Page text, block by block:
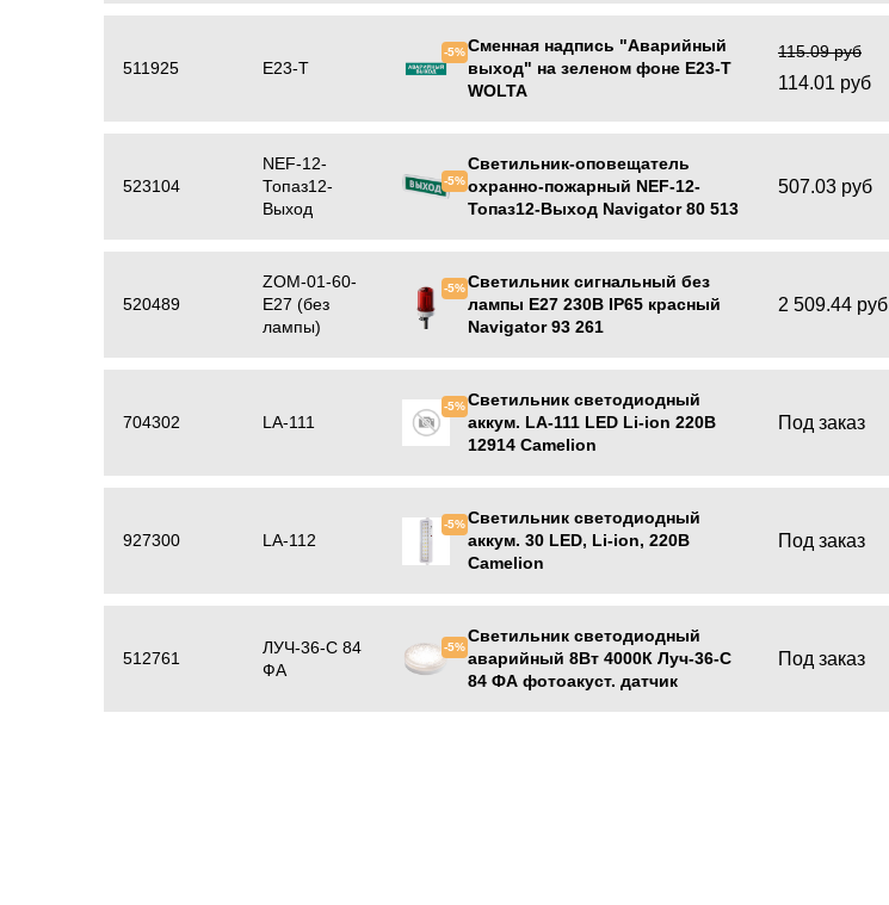
511925 Е23-Т
-5%Сменная надпись "Аварийный
выход" на зеленом фоне Е23-Т
WOLTA
115.09 руб
114.01 руб
523104
NEF-12-
Топаз12-
Выход
-5%
Светильник-оповещатель
охранно-пожарный NEF-12-
Топаз12-Выход Navigator 80 513
507.03 руб
520489
ZOM-01-60-
E27 (без
лампы)
-5%Светильник сигнальный без
лампы Е27 230В IP65 красный
Navigator 93 261
2 509.44 руб
704302 LA-111
-5%Светильник светодиодный
аккум. LA-111 LED Li-ion 220В
12914 Camelion
Под заказ
927300 LA-112
-5%Светильник светодиодный
аккум. 30 LED, Li-ion, 220В
Camelion
Под заказ
512761
ЛУЧ-36-С 84
ФА
-5%
Светильник светодиодный
аварийный 8Вт 4000К Луч-36-С
84 ФА фотоакуст. датчик
Под заказ